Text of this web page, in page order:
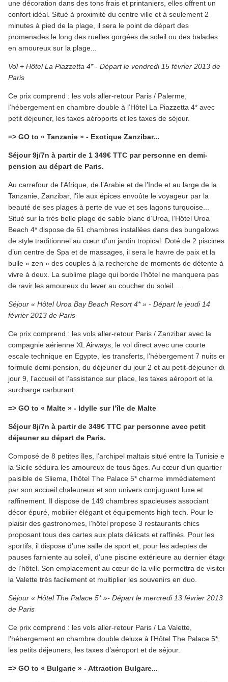
une décoration dans des tons frais et printaniers, elles offrent un
confort idéal. Situé à proximité du centre ville et à seulement 2
minutes à pied de la plage, il sera le point de départ des
promenades le long des ruelles gorgées de soleil ou des balades
en amoureux sur la plage...
Vol + Hôtel La Piazzetta 4* - Départ le vendredi 15 février 2013 de
Paris
Ce prix comprend : les vols aller-retour Paris / Palerme,
l’hébergement en chambre double à l’Hôtel La Piazzetta 4* avec
petit déjeuner, les taxes aéroports et les taxes de séjour.
=> GO to « Tanzanie » - Exotique Zanzibar...
Séjour 9j/7n à partir de 1 349€ TTC par personne en demi-
pension au départ de Paris.
Au carrefour de l’Afrique, de l’Arabie et de l’Inde et au large de la
Tanzanie, Zanzibar, l’île aux épices envoûte le voyageur par la
beauté de ses plages à perte de vue et ses lagons turquoise...
Situé sur la très belle plage de sable blanc d’Uroa, l’Hôtel Uroa
Beach 4* dispose de 61 chambres installées dans des bungalows
de style traditionnel au cœur d’un jardin tropical. Doté de 2 piscines,
d’un centre de Spa et de massages, il sera le havre de paix et la
bulle « zen » des couples à la recherche de moments de détente à
vivre à deux. La sublime plage qui borde l’hôtel ne manquera pas
de ravir les amoureux du lever au coucher du soleil....
Séjour « Hôtel Uroa Bay Beach Resort 4* » - Départ le jeudi 14
février 2013 de Paris
Ce prix comprend : les vols aller-retour Paris / Zanzibar avec la
compagnie aérienne XL Airways, le vol direct avec une courte
escale technique en Egypte, les transferts, l’hébergement 7 nuits en
formule demi-pension, du déjeuner du jour 2 et au petit-déjeuner du
jour 9, l’accueil et l’assistance sur place, les taxes aéroport et la
surcharge carburant.
=> GO to « Malte » - Idylle sur l’île de Malte
Séjour 8j/7n à partir de 349€ TTC par personne avec petit
déjeuner au départ de Paris.
Composé de 8 petites îles, l’archipel maltais situé entre la Tunisie et
la Sicile séduira les amoureux de tous âges. Au cœur d’un quartier
paisible de Sliema, l’hôtel The Palace 5* charme immédiatement
par son accueil chaleureux et son univers conjuguant luxe et
raffinement. Il dispose de 149 chambres spacieuses associant
décor épuré, mobilier élégant et équipements high tech. Pour le
plaisir des gastronomes, l’hôtel propose 3 restaurants chics
proposant tous des cartes aux plats délicats et raffinés. Pour les
sportifs, il dispose d’une salle de sport et, pour les adeptes de
pauses farniente au soleil, d’une piscine extérieure au dernier étage
de l’hôtel. Son emplacement au cœur de la ville permettra de visiter
la Valette très facilement et multiplier les souvenirs en duo.
Séjour « Hôtel The Palace 5* »- Départ le mercredi 13 février 2013
de Paris
Ce prix comprend : les vols aller-retour Paris / La Valette,
l’hébergement en chambre double deluxe à l’Hôtel The Palace 5*,
les petits déjeuners, les taxes d’aéroport et de séjour.
=> GO to « Bulgarie » - Attraction Bulgare...